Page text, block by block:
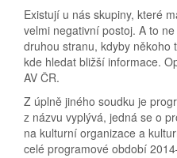
Existují u nás skupiny, které
velmi negativní postoj. A to
druhou stranu, kdyby někoho
kde hledat bližší informace.
AV ČR.
Z úplně jiného soudku je
z názvu vyplývá, jedná se o
na kulturní organizace a
celé programové období